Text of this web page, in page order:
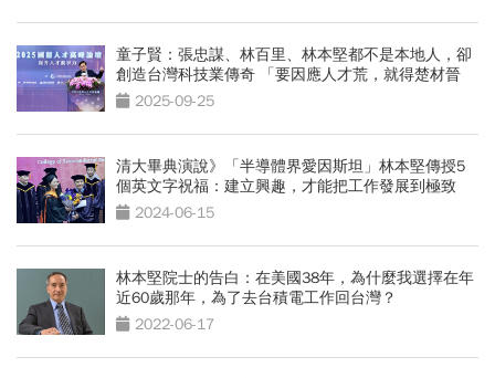
童子賢：張忠謀、林百里、林本堅都不是本地人，卻
創造台灣科技業傳奇 「要因應人才荒，就得楚材晉
用」2025-09-25
清大畢典演說》「半導體界愛因斯坦」林本堅傳授5
個英文字祝福：建立興趣，才能把工作發展到極致
2024-06-15
林本堅院士的告白：在美國38年，為什麼我選擇在年
近60歲那年，為了去台積電工作回台灣？
2022-06-17